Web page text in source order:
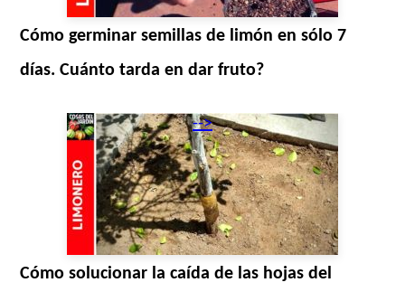
Cómo germinar semillas de limón en sólo 7
días. Cuánto tarda en dar fruto?
-->
Cómo solucionar la caída de las hojas del